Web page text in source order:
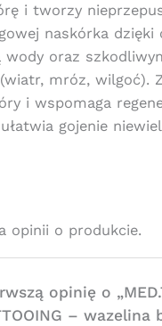
i tworzy
naskórka dzięki
oraz
mróz, wilgoć).
i wspomaga
gojenie
opinii o produkcie.
opinię o
– wazelina